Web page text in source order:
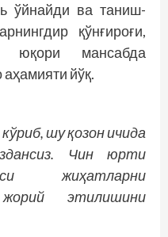
ўйнайди ва таниш-
қўнғироғи,
юқори мансабда
йўқ.
шу қозон ичида
Чин юрти
жиҳатларни
этилишини